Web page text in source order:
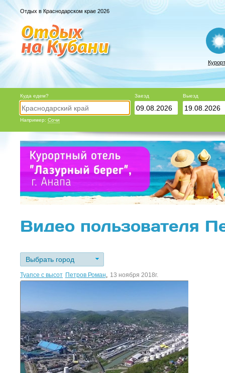
Отдых в Краснодарском крае 2026
Куда едем?
Например: Сочи
Заезд Выезд
Видео пользователя
Выбрать город
Туапсе с высотыПетров Роман, 13 ноября 2018г.